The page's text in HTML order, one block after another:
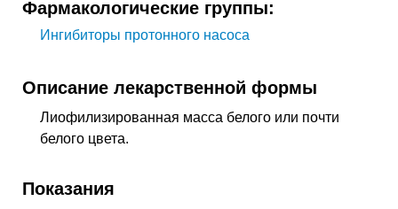
Фармакологические группы:
Ингибиторы протонного насоса
Описание лекарственной формы
Лиофилизированная масса белого или почти
белого цвета.
Показания